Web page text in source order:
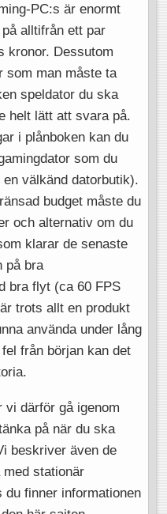
PC:s är enormt
alltifrån ett par
kronor. Dessutom
som man måste ta
speldator du ska
helt lätt att svara på.
i plånboken kan du
som du
välkänd datorbutik).
budget måste du
och alternativ om du
klarar de senaste
på bra
bra flyt (ca 60 FPS
trots allt en produkt
använda under lång
från början kan det
vi därför gå igenom
på när du ska
beskriver även de
stationär
du finner informationen